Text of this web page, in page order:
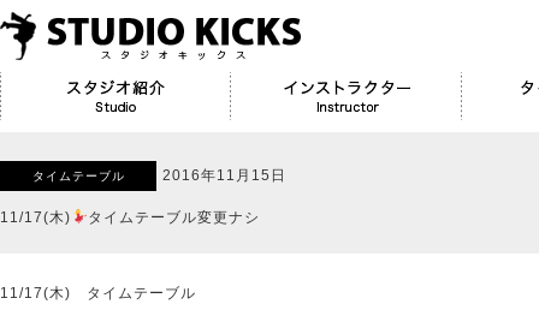
タイムテーブル 2016年11月15日
11/17(木) タイムテーブル変更ナシ
11/17(木) タイムテーブル